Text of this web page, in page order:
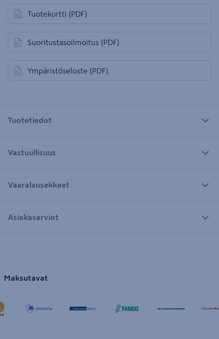
Tuotekortti (PDF)
avautuu uuteen välilehteen
Suoritustasoilmoitus (PDF)
avautuu uuteen välilehteen
Ympäristöseloste (PDF)
avautuu uuteen välilehteen
Tuotetiedot
Vastuullisuus
Vaaralausekkeet
Asiakasarviot
Maksutavat